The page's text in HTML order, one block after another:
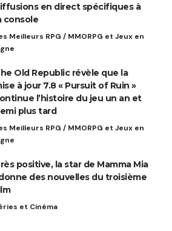
en direct spécifiques à
console
Meilleurs RPG / MMORPG et Jeux en
Old Republic révèle que la
à jour 7.8 « Pursuit of Ruin »
l’histoire du jeu un an et
plus tard
Meilleurs RPG / MMORPG et Jeux en
positive, la star de Mamma Mia
des nouvelles du troisième
et Cinéma